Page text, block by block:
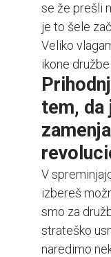
se že prešli
je to šele
Veliko
ikone
tem, da
V
izbereš
smo za
strateško
naredimo